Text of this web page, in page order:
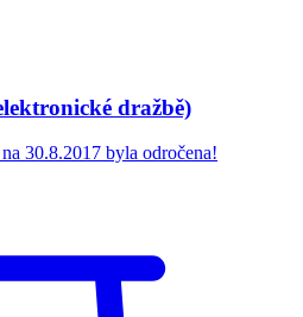
dražbě)
30.8.2017 byla odročena!